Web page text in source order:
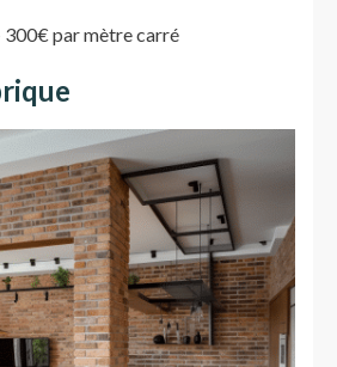
300€ par mètre carré